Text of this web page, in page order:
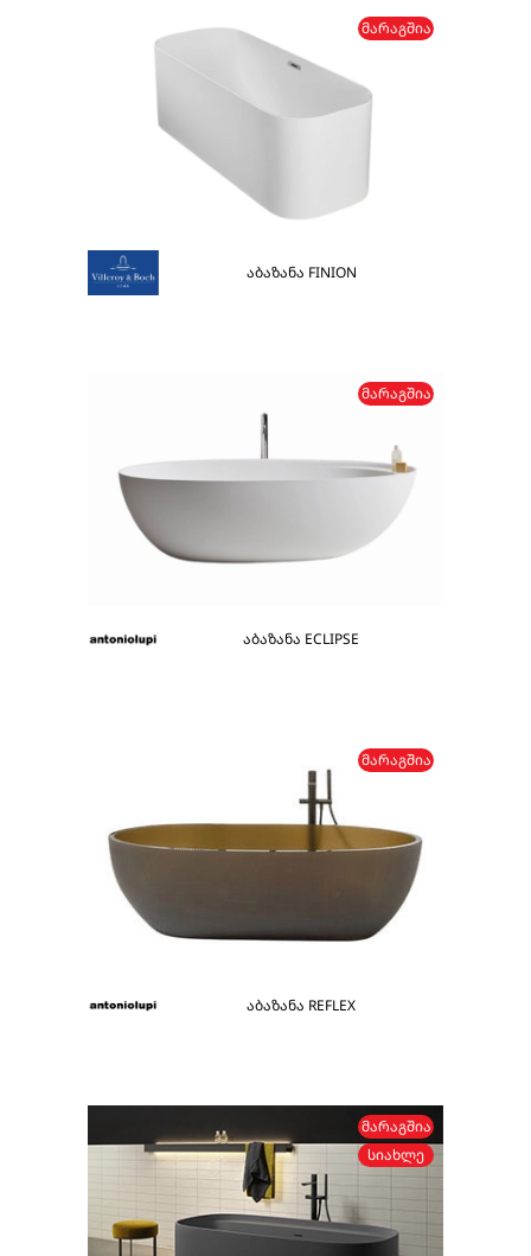
ᲛᲐᲠᲐᲒᲨᲘᲐ
აბაზანა FINION
ᲛᲐᲠᲐᲒᲨᲘᲐ
აბაზანა ECLIPSE
ᲛᲐᲠᲐᲒᲨᲘᲐ
აბაზანა REFLEX
ᲛᲐᲠᲐᲒᲨᲘᲐ
ᲡᲘᲐᲮᲚᲔ